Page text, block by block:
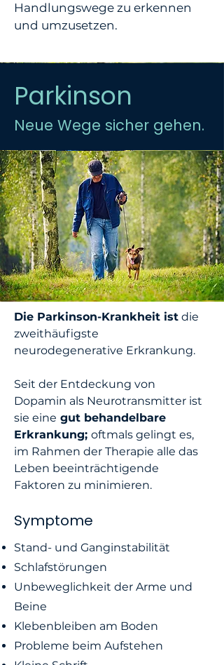
Handlungswege zu erkennen
und umzusetzen.
Parkinson
Neue Wege sicher gehen.
Die Parkinson-Krankheit ist die
zweithäufigste
neurodegenerative Erkrankung.
Seit der Entdeckung von
Dopamin als Neurotransmitter ist
sie eine gut behandelbare
Erkrankung; oftmals gelingt es,
im Rahmen der Therapie alle das
Leben beeinträchtigende
Faktoren zu minimieren.
Symptome
Stand- und Ganginstabilität
Schlafstörungen
Unbeweglichkeit der Arme und
Beine
Klebenbleiben am Boden
Probleme beim Aufstehen